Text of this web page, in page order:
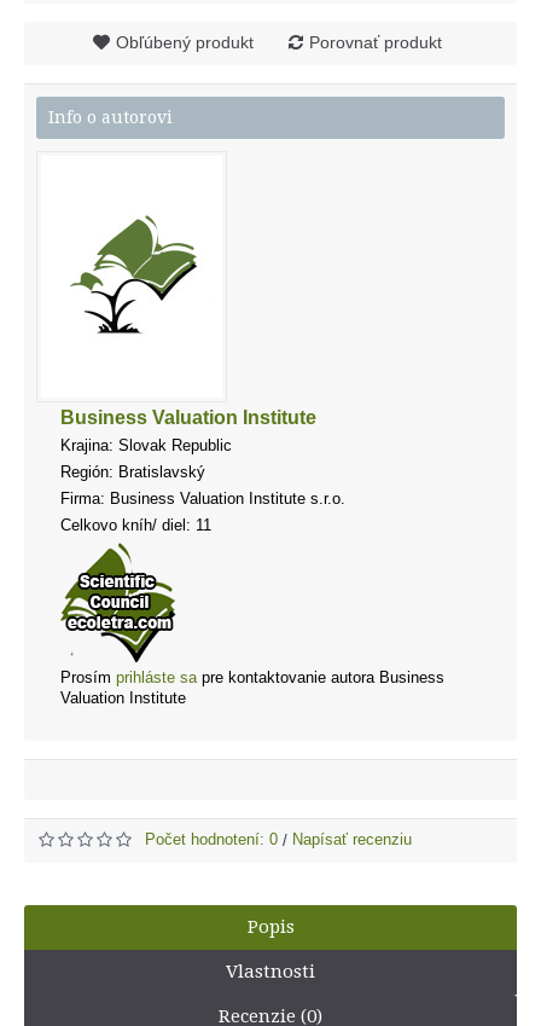
Obľúbený produkt Porovnať produkt
Info o autorovi
Business Valuation Institute
Krajina: Slovak Republic
Región: Bratislavský
Firma: Business Valuation Institute s.r.o.
Celkovo kníh/ diel: 11
Prosím prihláste sapre kontaktovanie autora Business
Valuation Institute
Počet hodnotení: 0 / Napísať recenziu
Popis
Vlastnosti
Recenzie (0)